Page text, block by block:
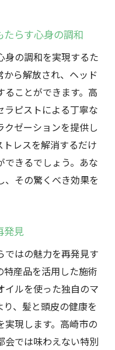
アとリラクゼーシ
時に得られる頭皮
ヘッドスパの魅力
皮ケアの新しい発
を両立する高崎市
皮から健康を
力を再発見
崎市でヘッドスパ
スを体験するヘッ
ラックスの新境地
らす心身の調和
身の調和を実現するた
ら解放され、ヘッド
ことができます。高
ラピストによる丁寧な
ゼーションを提供し
トレスを解消するだけ
できるでしょう。あな
、その驚くべき効果を
発見
ではの魅力を再発見す
特産品を活用した施術
イルを使った独自のマ
、髪と頭皮の健康を
現します。高崎市の
会では味わえない特別